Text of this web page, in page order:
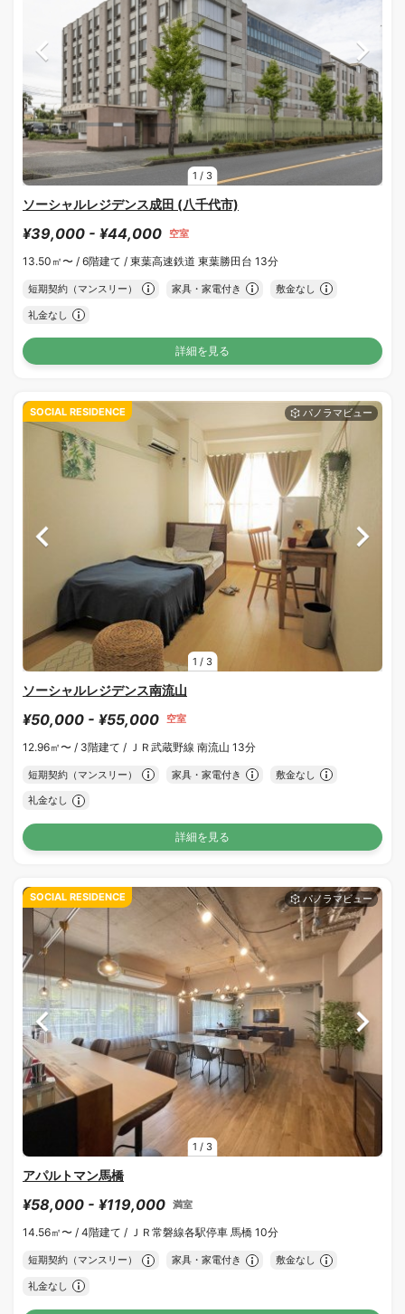
1 / 3
ソーシャルレジデンス成田 (八千代市)
¥39,000 - ¥44,000 空室
13.50㎡〜 / 6階建て / 東葉高速鉄道 東葉勝田台 13分
短期契約（マンスリー） 家具・家電付き 敷金なし
礼金なし
詳細を見る
1 / 3
SOCIAL RESIDENCE
ソーシャルレジデンス南流山
¥50,000 - ¥55,000 空室
12.96㎡〜 / 3階建て / ＪＲ武蔵野線 南流山 13分
短期契約（マンスリー） 家具・家電付き 敷金なし
礼金なし
詳細を見る
1 / 3
SOCIAL RESIDENCE
アパルトマン馬橋
¥58,000 - ¥119,000 満室
14.56㎡〜 / 4階建て / ＪＲ常磐線各駅停車 馬橋 10分
短期契約（マンスリー） 家具・家電付き 敷金なし
礼金なし